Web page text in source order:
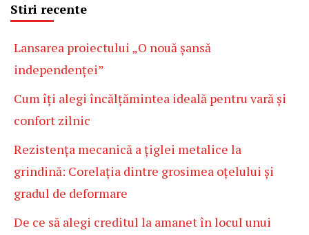
Stiri recente
Lansarea proiectului „O nouă șansă
independenței”
Cum îți alegi încălțămintea ideală pentru vară și
confort zilnic
Rezistența mecanică a țiglei metalice la
grindină: Corelația dintre grosimea oțelului și
gradul de deformare
De ce să alegi creditul la amanet în locul unui